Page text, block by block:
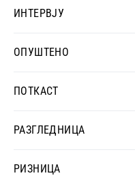
ИНТЕРВЈУ
ОПУШТЕНО
ПОТКАСТ
РАЗГЛЕДНИЦА
РИЗНИЦА